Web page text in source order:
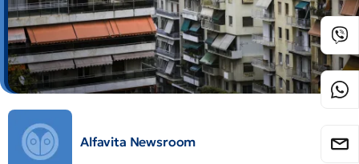
Alfavita Newsroom